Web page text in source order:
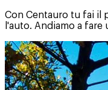
Con Centauro tu fai il
l'auto. Andiamo a fare